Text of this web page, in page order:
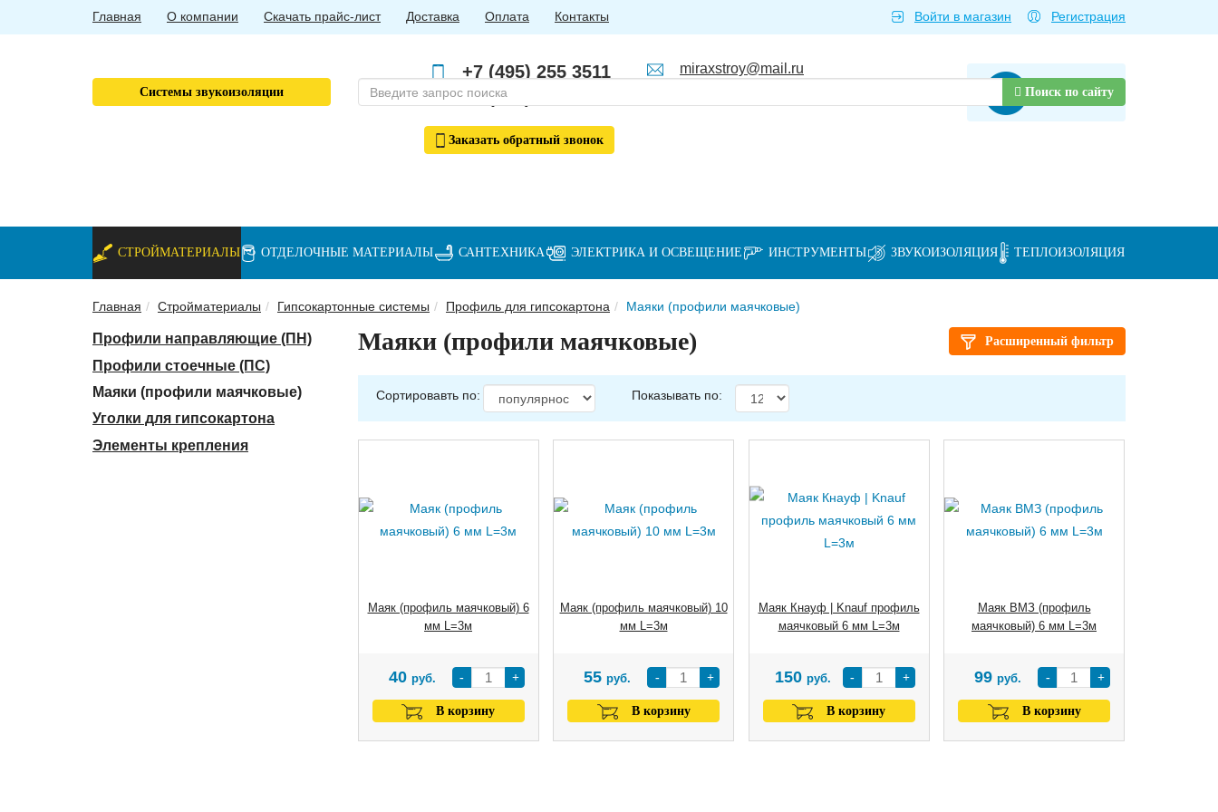
СТРОЙМАТЕРИАЛЫ ОТДЕЛОЧНЫЕ МАТЕРИАЛЫ САНТЕХНИКА ЭЛЕКТРИКА И ОСВЕЩЕНИЕ ИНСТРУМЕНТЫ ЗВУКОИЗОЛЯЦИЯ ТЕПЛОИЗОЛЯЦИЯ
Главная О компании Скачать прайс-лист Доставка Оплата Контакты Войти в магазин Регистрация
Товаров нет
+7 (495) 255 3511
+7 (985) 762 4123
Заказать обратный звонок
miraxstroy@mail.ru
Системы звукоизоляции Поиск по сайту
Главная Стройматериалы Гипсокартонные системы Профиль для гипсокартона Маяки (профили маячковые)
Профили направляющие (ПН)
Профили стоечные (ПС)
Маяки (профили маячковые)
Уголки для гипсокартона
Элементы крепления
Расширенный фильтр
Маяки (профили маячковые)
Сортировавть по: Показывать по:
Маяк (профиль маячковый) 6
мм L=3м
- +
40 руб.
В корзину
Маяк (профиль маячковый) 10
мм L=3м
- +
55 руб.
В корзину
Маяк Кнауф | Knauf профиль
маячковый 6 мм L=3м
- +
150 руб.
В корзину
Маяк ВМЗ (профиль
маячковый) 6 мм L=3м
- +
99 руб.
В корзину